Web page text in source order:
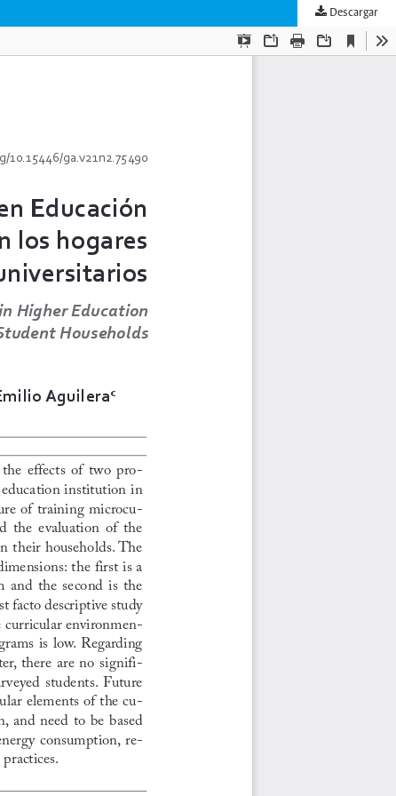
Descargar